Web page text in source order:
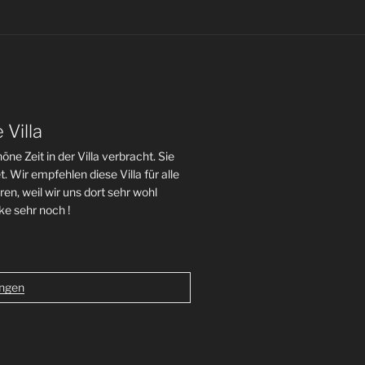
Villa
Zeit in der Villa verbracht. Sie
Wir empfehlen diese Villa für alle
weil wir uns dort sehr wohl
sehr noch !